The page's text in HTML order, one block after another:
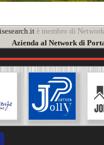
è membro di
Azienda al Network di